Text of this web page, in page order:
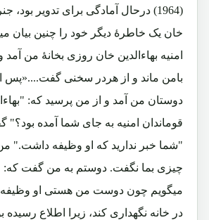
(1964) درحال آمادگی برای تدویر بود،
خان یک خاطرۀ دیگر خود را چنین بیان
امنیه بهاءالدین خان روزی بخانۀ من
بامن ماند و از هردر سخنی گفت....«پس
دوستان من آمد و از من پرسید که:
قوماندان امنیه به جای شما آمده بود؟"
"شما خبر ندارید که او وظیفه داشت."
چیزی بما نگفت. دوستم به من گفت
میگویم چون دوست من هستی او وظیفه
در خانه نگهداری کند، زیرا اطلاع رسیده